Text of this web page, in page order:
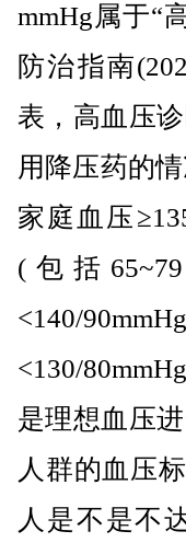
mmHg属于“
防治指南
表，高血压
用降压药的
家庭血压
(包括
<140/
<130/
是理想血压
人群的血压
人是不是不